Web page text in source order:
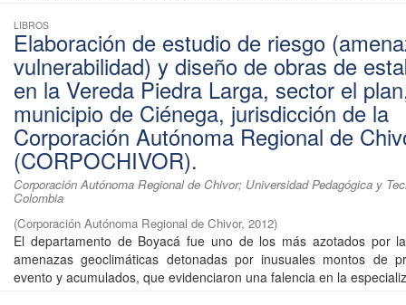
LIBROS
Elaboración de estudio de riesgo
vulnerabilidad) y diseño de obras de
en la Vereda Piedra Larga, sector el
municipio de Ciénega, jurisdicción de la
Corporación Autónoma Regional de
(CORPOCHIVOR).
Corporación Autónoma Regional de Chivor; Universidad Pedagógica y
Colombia
(Corporación Autónoma Regional de Chivor, 2012)
El departamento de Boyacá fue uno de los más azotados por
amenazas geoclimáticas detonadas por inusuales montos de
evento y acumulados, que evidenciaron una falencia en la